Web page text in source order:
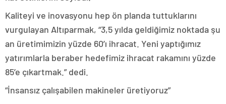
Kaliteyi ve inovasyonu hep ön planda tuttuklarını
vurgulayan Altıparmak, “3,5 yılda geldiğimiz noktada şu
an üretimimizin yüzde 60’ı ihracat. Yeni yaptığımız
yatırımlarla beraber hedefimiz ihracat rakamını yüzde
85’e çıkartmak.” dedi.
“İnsansız çalışabilen makineler üretiyoruz”